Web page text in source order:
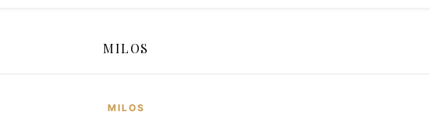
MILOS
MILOS